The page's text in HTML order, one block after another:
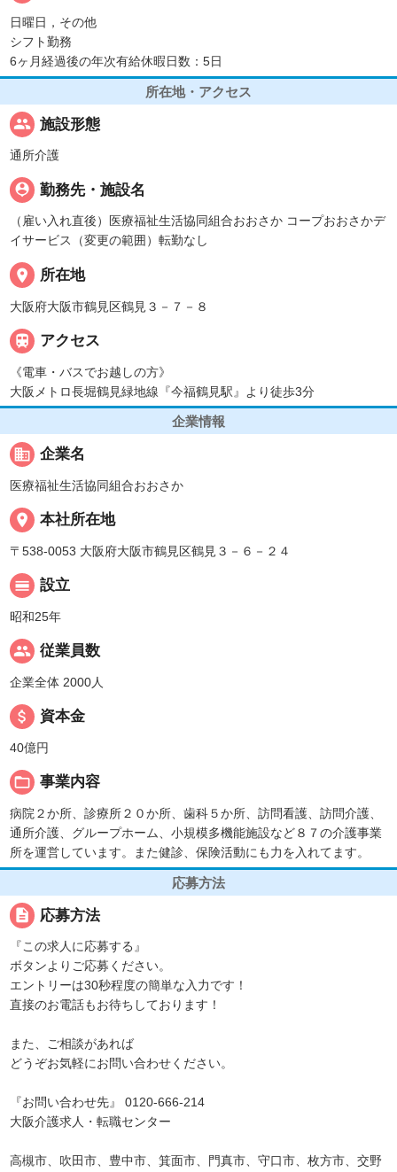
日曜日，その他
シフト勤務
6ヶ月経過後の年次有給休暇日数：5日
所在地・アクセス
people 施設形態
通所介護
person_pin 勤務先・施設名
（雇い入れ直後）医療福祉生活協同組合おおさか コープおおさかデ
イサービス（変更の範囲）転勤なし
place 所在地
大阪府大阪市鶴見区鶴見３－７－８
 アクセス
《電車・バスでお越しの方》
大阪メトロ長堀鶴見緑地線『今福鶴見駅』より徒歩3分
企業情報
business 企業名
医療福祉生活協同組合おおさか
place 本社所在地
〒538-0053 大阪府大阪市鶴見区鶴見３－６－２４
calendar_view_day 設立
昭和25年
people 従業員数
企業全体 2000人
attach_money 資本金
40億円
folder_open 事業内容
病院２か所、診療所２０か所、歯科５か所、訪問看護、訪問介護、
通所介護、グループホーム、小規模多機能施設など８７の介護事業
所を運営しています。また健診、保険活動にも力を入れてます。
応募方法
description 応募方法
『この求人に応募する』
ボタンよりご応募ください。
エントリーは30秒程度の簡単な入力です！
直接のお電話もお待ちしております！
また、ご相談があれば
どうぞお気軽にお問い合わせください。
『お問い合わせ先』 0120-666-214
大阪介護求人・転職センター
高槻市、吹田市、豊中市、箕面市、門真市、守口市、枚方市、交野